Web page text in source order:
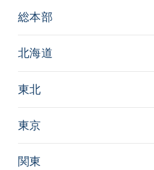
総本部
北海道
東北
東京
関東